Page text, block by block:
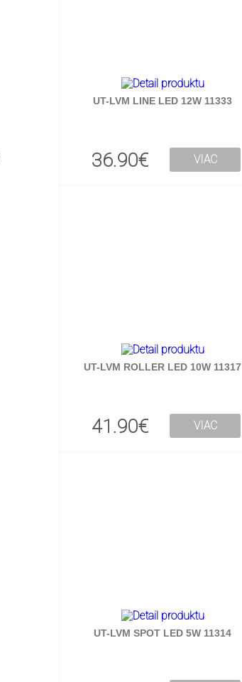
UT-LVM LINE LED 12W 11333
36.90€ VIAC
UT-LVM ROLLER LED 10W 11317
41.90€ VIAC
UT-LVM SPOT LED 5W 11314